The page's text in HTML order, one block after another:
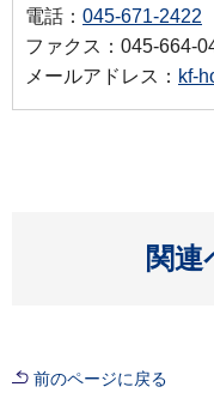
電話： 045-671-2422
ファクス：045-664-
メールアドレス： kf-
関連
前のページに戻る